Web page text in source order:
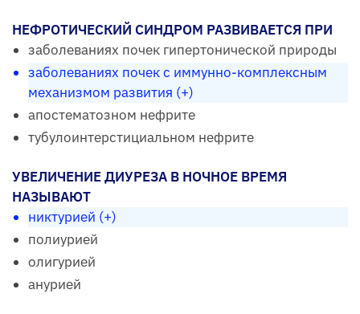
НЕФРОТИЧЕСКИЙ СИНДРОМ РАЗВИВАЕТСЯ ПРИ
заболеваниях почек гипертонической природы
заболеваниях почек с иммунно-комплексным
механизмом развития (+)
апостематозном нефрите
тубулоинтерстициальном нефрите
УВЕЛИЧЕНИЕ ДИУРЕЗА В НОЧНОЕ ВРЕМЯ
НАЗЫВАЮТ
никтурией (+)
полиурией
олигурией
анурией